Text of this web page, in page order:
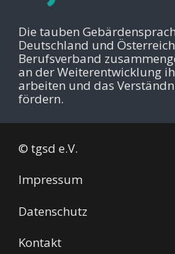
Die tauben
Deutschland und
Berufsverband
an der Weiterentwicklung
arbeiten und das
fördern.
© tgsd e.V.
Impressum
Datenschutz
Kontakt